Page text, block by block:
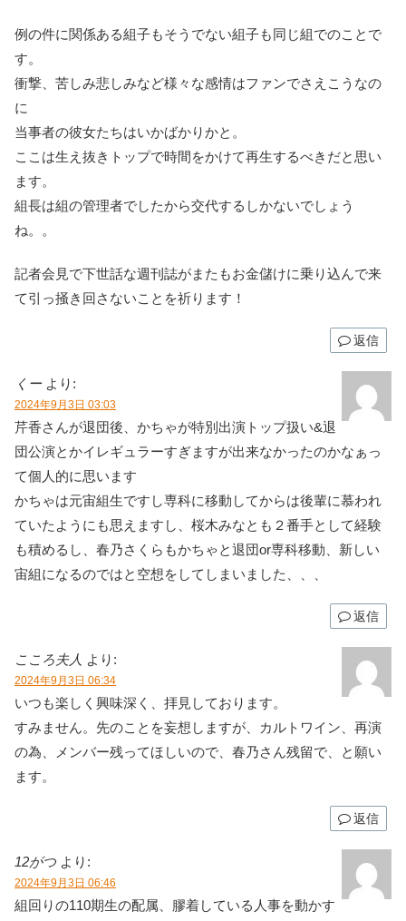
例の件に関係ある組子もそうでない組子も同じ組でのことで
す。
衝撃、苦しみ悲しみなど様々な感情はファンでさえこうなの
に
当事者の彼女たちはいかばかりかと。
ここは生え抜きトップで時間をかけて再生するべきだと思い
ます。
組長は組の管理者でしたから交代するしかないでしょう
ね。。
記者会見で下世話な週刊誌がまたもお金儲けに乗り込んで来
て引っ掻き回さないことを祈ります！
返信
くー より:
2024年9月3日 03:03
芹香さんが退団後、かちゃが特別出演トップ扱い&退
団公演とかイレギュラーすぎますが出来なかったのかなぁっ
て個人的に思います
かちゃは元宙組生ですし専科に移動してからは後輩に慕われ
ていたようにも思えますし、桜木みなとも２番手として経験
も積めるし、春乃さくらもかちゃと退団or専科移動、新しい
宙組になるのではと空想をしてしまいました、、、
返信
こころ夫人 より:
2024年9月3日 06:34
いつも楽しく興味深く、拝見しております。
すみません。先のことを妄想しますが、カルトワイン、再演
の為、メンバー残ってほしいので、春乃さん残留で、と願い
ます。
返信
12がつ より:
2024年9月3日 06:46
組回りの110期生の配属、膠着している人事を動かす